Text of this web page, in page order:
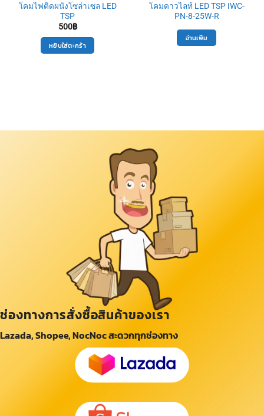
โคมไฟติดผนังโซล่าเซล LED
TSP
500฿
หยิบใส่ตะกร้า
โคมดาวไลท์ LED TSP IWC-
PN-8-25W-R
อ่านเพิ่ม
ช่องทางการสั่งซื้อสินค้าของเรา
Lazada, Shopee, NocNoc สะดวกทุกช่องทาง